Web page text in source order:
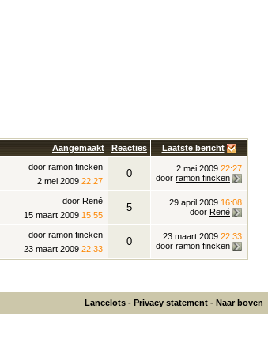
Aangemaakt Reacties
Laatste bericht
door ramon fincken
2 mei 2009 22:27
0 2 mei 2009 22:27
door ramon fincken
door René
15 maart 2009 15:55
5 29 april 2009 16:08
door René
door ramon fincken
23 maart 2009 22:33
0 23 maart 2009 22:33
door ramon fincken
Lancelots - Privacy statement - Naar boven